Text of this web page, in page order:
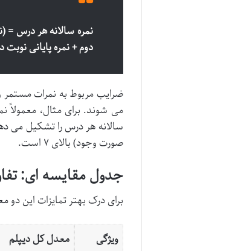
نمره سالانه هر درس =
دوم + نمره پایانی
ضرایب مربوط به نمرات
می شوند. برای مثال، معمولاً
صورت وجود) بالای ۷ است.
جدول مقایسه ای:
برای درک بهتر تمایزات این
ویژگی معدل کل دیپلم